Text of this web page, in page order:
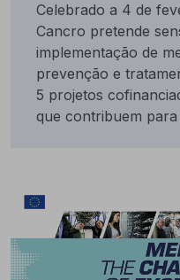
Celebrado a 4 de
Cancro pretende
implementação de
prevenção e
5 projetos
que contribuem